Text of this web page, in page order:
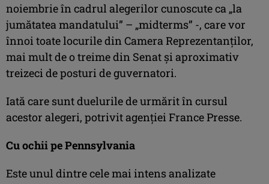
noiembrie în cadrul alegerilor cunoscute ca „la
jumătatea mandatului” – „midterms” -, care vor
înnoi toate locurile din Camera Reprezentanţilor,
mai mult de o treime din Senat şi aproximativ
treizeci de posturi de guvernatori.
Iată care sunt duelurile de urmărit în cursul
acestor alegeri, potrivit agenţiei France Presse.
Cu ochii pe Pennsylvania
Este unul dintre cele mai intens analizate